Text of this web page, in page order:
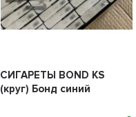
СИГАРЕТЫ BOND KS
(круг) Бонд синий